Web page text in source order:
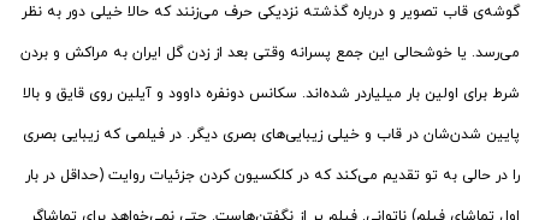
گوشه‌ی قاب تصویر و درباره گذشته نزدیکی حرف می‌زنند که حالا خیلی دور به نظر
می‌رسد. یا خوشحالی این جمع پسرانه وقتی بعد از زدن گل ایران به مراکش و بردن
شرط برای اولین بار میلیاردر شده‌اند. سکانس دونفره داوود و آیلین روی قایق و بالا
پایین شدن‌شان در قاب و خیلی زیبایی‌های بصری دیگر. در فیلمی که زیبایی بصری
را در حالی به تو تقدیم می‌کند که در کلکسیون کردن جزئیات روایت (حداقل در بار
اول تماشای فیلم) ناتوانی. فیلم پر از نگفتن‌هاست. حتی نمی‌خواهد برای تماشاگر